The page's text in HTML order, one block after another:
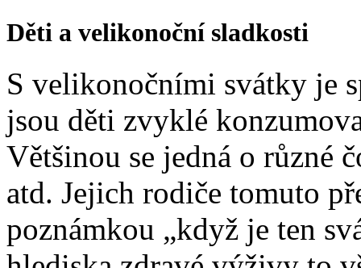
Děti a velikonoční sladkosti
S velikonočními svátky je
jsou děti zvyklé
Většinou se jedná o různé
atd. Jejich rodiče tomuto
poznámkou „když je ten